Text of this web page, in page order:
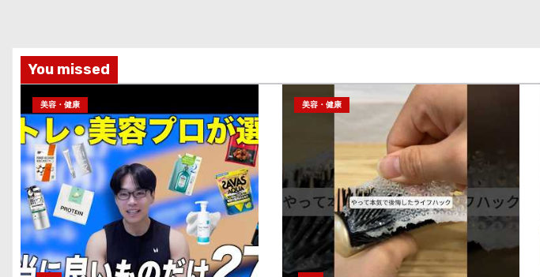
You missed
美容・健康 美容・健康